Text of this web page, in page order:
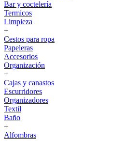
Bar y coctelería
Termicos
Limpieza
+
Cestos para ropa
Papeleras
Accesorios
Organización
+
Cajas y canastos
Escurridores
Organizadores
Textil
Baño
+
Alfombras